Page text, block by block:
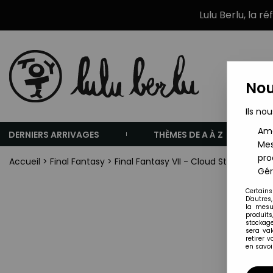
Lulu Berlu, la
DERNIERS ARRIVAGES THÈMES DE A À Z
Accueil > Final Fantasy > Final Fantasy VII - Cloud Strife &
Ils
la
sera
retirer
en